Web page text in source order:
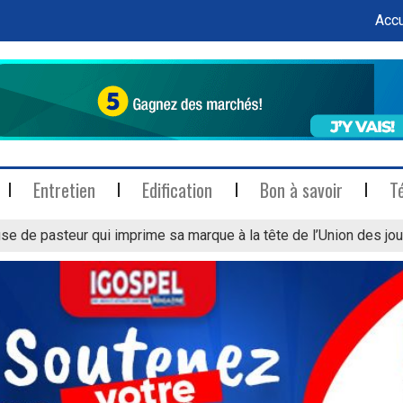
Entretien Edification Bon à savoir
de pasteur qui imprime sa marque à la tête de l’Union des